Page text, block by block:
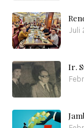
Juli
Ir.